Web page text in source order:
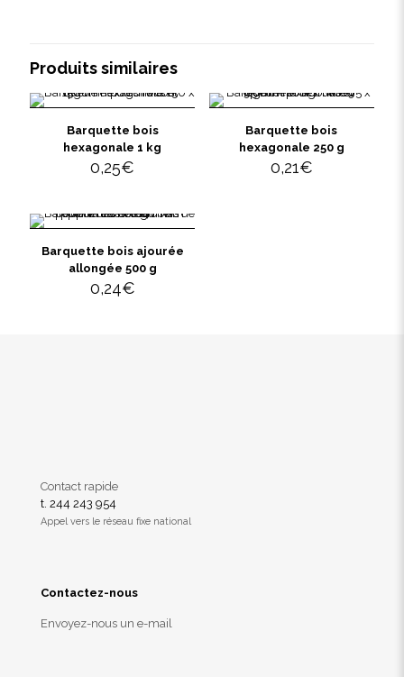
Produits similaires
Barquette bois
hexagonale 1 kg
0,25€
Barquette bois
hexagonale 250 g
0,21€
Barquette bois ajourée
allongée 500 g
0,24€
Contact rapide
t. 244 243 954
Appel vers le réseau fixe national
Contactez-nous
Envoyez-nous un e-mail